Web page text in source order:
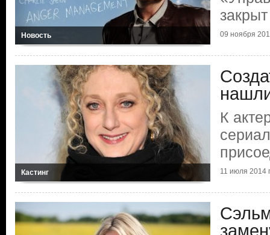
Новость 09 ноября
Кастинг
К
11 июля 2014